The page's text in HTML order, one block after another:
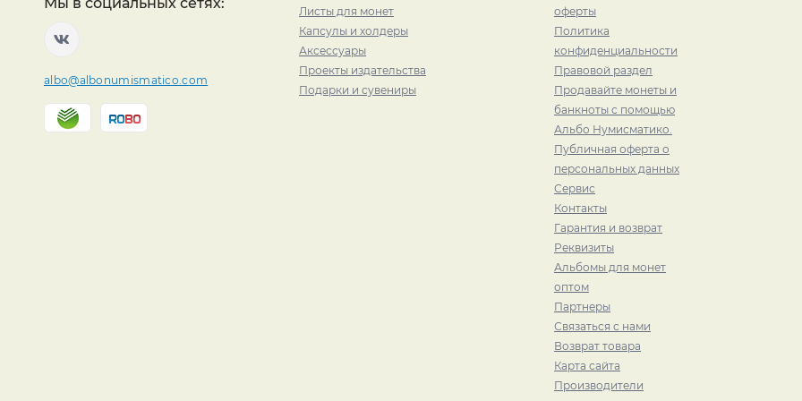
albo@albonumismatico.com
Листы для монет
Капсулы и холдеры
Аксессуары
Проекты издательства
Подарки и сувениры
оферты
Политика
конфиденциальности
Правовой раздел
Продавайте монеты и
банкноты с помощью
Альбо Нумисматико.
Публичная оферта о
персональных данных
Сервис
Контакты
Гарантия и возврат
Реквизиты
Альбомы для монет
оптом
Партнеры
Связаться с нами
Возврат товара
Карта сайта
Производители